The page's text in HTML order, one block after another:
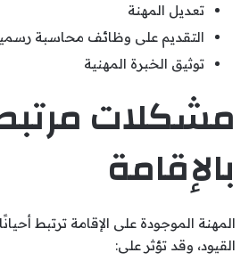
تعديل المهنة
التقديم على وظائف محاسبة
توثيق الخبرة المهنية
مشكلات
بالإقامة
المهنة الموجودة على الإقامة ترتبط
القيود، وقد تؤثر على: